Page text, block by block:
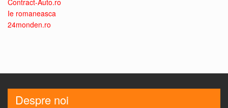
Contract-Auto.ro
Ie romaneasca
24monden.ro
Despre noi